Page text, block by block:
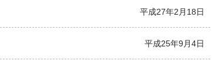
平成27年2月18日
平成25年9月4日